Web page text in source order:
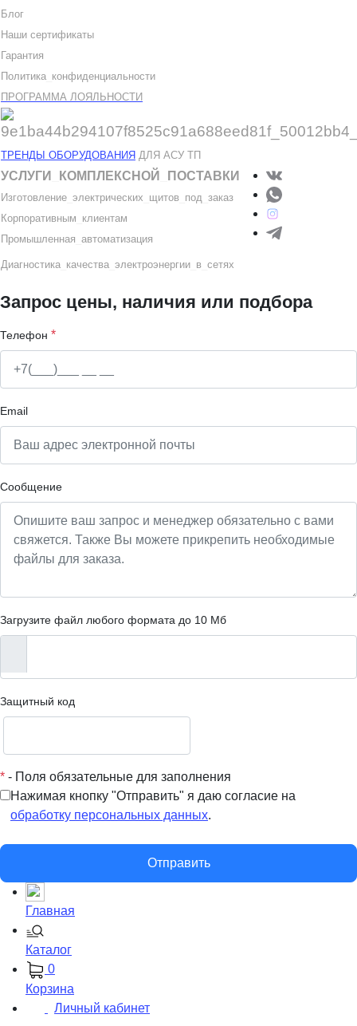
Блог
Наши сертификаты
Гарантия
Политика конфиденциальности
ПРОГРАММА ЛОЯЛЬНОСТИ
ТРЕНДЫ ОБОРУДОВАНИЯ ДЛЯ АСУ ТП
УСЛУГИ КОМПЛЕКСНОЙ ПОСТАВКИ
Изготовление электрических щитов под заказ
Корпоративным клиентам
Промышленная автоматизация
Диагностика качества электроэнергии в сетях
Запрос цены, наличия или подбора
Телефон *
Email
Сообщение
Загрузите файл любого формата до 10 Мб
Защитный код
* - Поля обязательные для заполнения
Нажимая кнопку "Отправить" я даю согласие на
обработку персональных данных.
Отправить
Главная
Каталог
0
Корзина
Личный кабинет